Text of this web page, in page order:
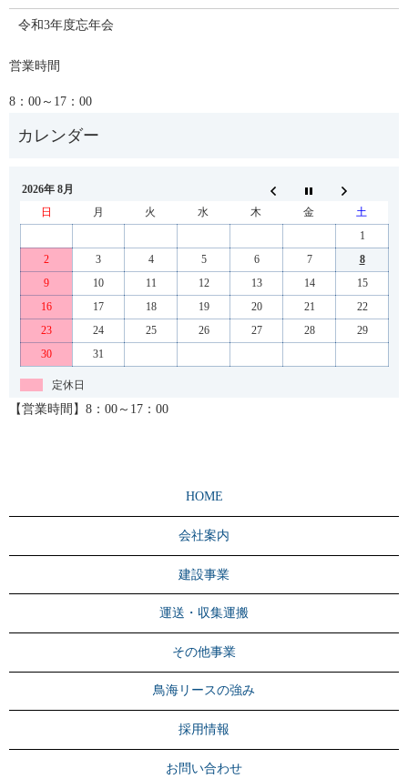
令和3年度忘年会
営業時間
8：00～17：00
2026年 8月
日
月 火 水 木 金
土
1
2
3 4 5 6 7
8
9
10 11 12 13 14
15
16
17 18 19 20 21
22
23
24 25 26 27 28
29
30
31
定休日
【営業時間】8：00～17：00
HOME
会社案内
建設事業
運送・収集運搬
その他事業
鳥海リースの強み
採用情報
お問い合わせ